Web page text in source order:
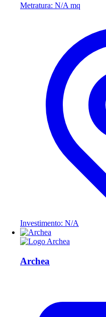
Metratura: N/A mq
Investimento: N/A
Archea